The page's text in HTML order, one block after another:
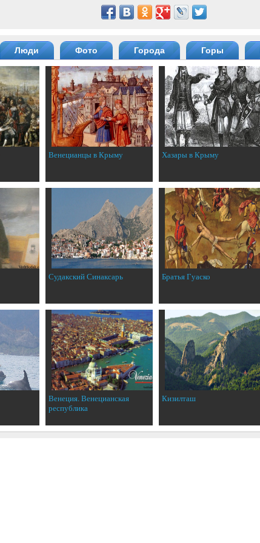
Люди Фото Города Горы
Венецианцы в Крыму Хазары в Крыму
Судакский Синаксарь Братья Гуаско
Венеция. Венецианская
республика
Кизилташ